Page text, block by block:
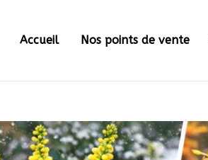
Accueil Nos points de vente